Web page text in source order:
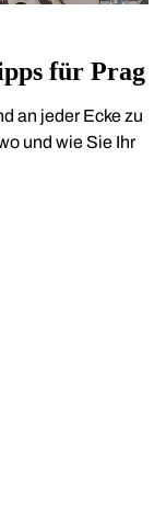
für Prag
an jeder Ecke zu
und wie Sie Ihr